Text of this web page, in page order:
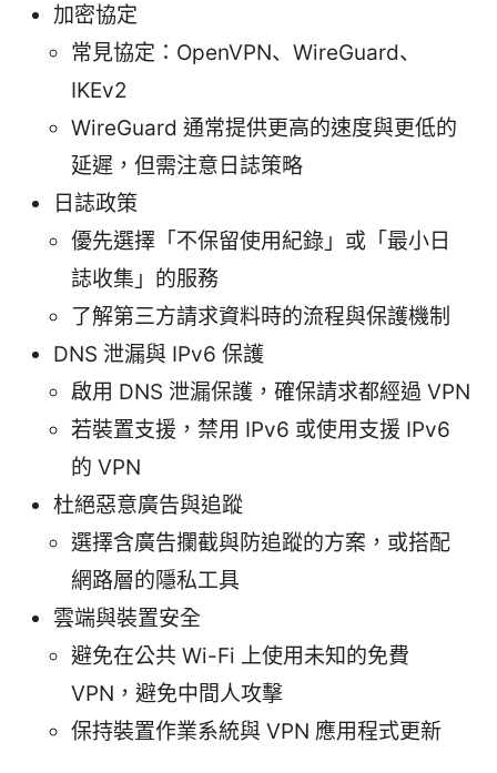
加密協定
常見協定：OpenVPN、WireGuard、
IKEv2
WireGuard 通常提供更高的速度與更低的
延遲，但需注意日誌策略
日誌政策
優先選擇「不保留使用紀錄」或「最小日
誌收集」的服務
了解第三方請求資料時的流程與保護機制
DNS 泄漏與 IPv6 保護
啟用 DNS 泄漏保護，確保請求都經過 VPN
若裝置支援，禁用 IPv6 或使用支援 IPv6
的 VPN
杜絕惡意廣告與追蹤
選擇含廣告攔截與防追蹤的方案，或搭配
網路層的隱私工具
雲端與裝置安全
避免在公共 Wi-Fi 上使用未知的免費
VPN，避免中間人攻擊
保持裝置作業系統與 VPN 應用程式更新